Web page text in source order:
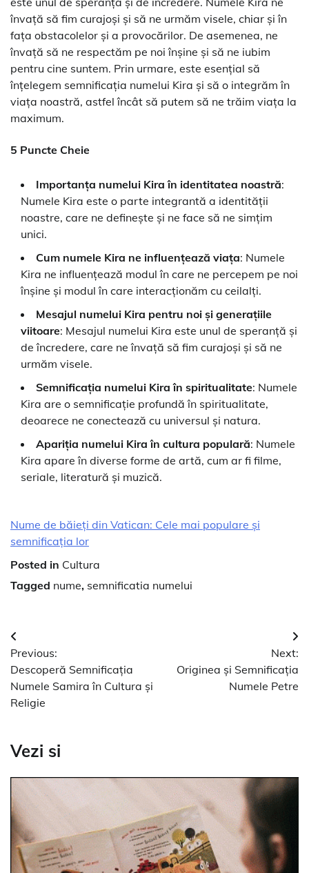
învață să fim curajoși și să ne urmăm visele, chiar și în
fața obstacolelor și a provocărilor. De asemenea, ne
învață să ne respectăm pe noi înșine și să ne iubim
pentru cine suntem. Prin urmare, este esențial să
înțelegem semnificația numelui Kira și să o integrăm în
viața noastră, astfel încât să putem să ne trăim viața la
maximum.
5 Puncte Cheie
Importanța numelui Kira în identitatea noastră:
Numele Kira este o parte integrantă a identității
noastre, care ne definește și ne face să ne simțim
unici.
Cum numele Kira ne influențează viața: Numele
Kira ne influențează modul în care ne percepem pe noi
înșine și modul în care interacționăm cu ceilalți.
Mesajul numelui Kira pentru noi și generațiile
viitoare: Mesajul numelui Kira este unul de speranță și
de încredere, care ne învață să fim curajoși și să ne
urmăm visele.
Semnificația numelui Kira în spiritualitate: Numele
Kira are o semnificație profundă în spiritualitate,
deoarece ne conectează cu universul și natura.
Apariția numelui Kira în cultura populară: Numele
Kira apare în diverse forme de artă, cum ar fi filme,
seriale, literatură și muzică.
Nume de băieți din Vatican: Cele mai populare și
semnificația lor
Posted in Cultura
Tagged nume, semnificatia numelui
Navigare
în
articole
Previous:
Descoperă Semnificația
Numele Samira în Cultura și
Religie
Next:
Originea și Semnificația
Numele Petre
Vezi si